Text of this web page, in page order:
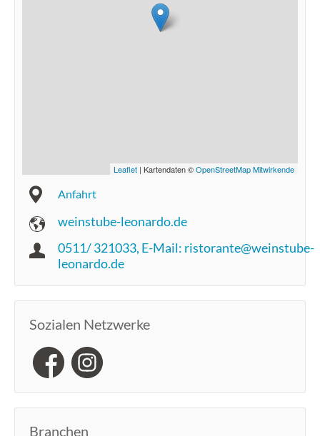
Leaflet | Kartendaten ©OpenStreetMap Mitwirkende
Anfahrt
weinstube-leonardo.de
0511/ 321033, E-Mail: ristorante@weinstube-
leonardo.de
Sozialen Netzwerke
Branchen